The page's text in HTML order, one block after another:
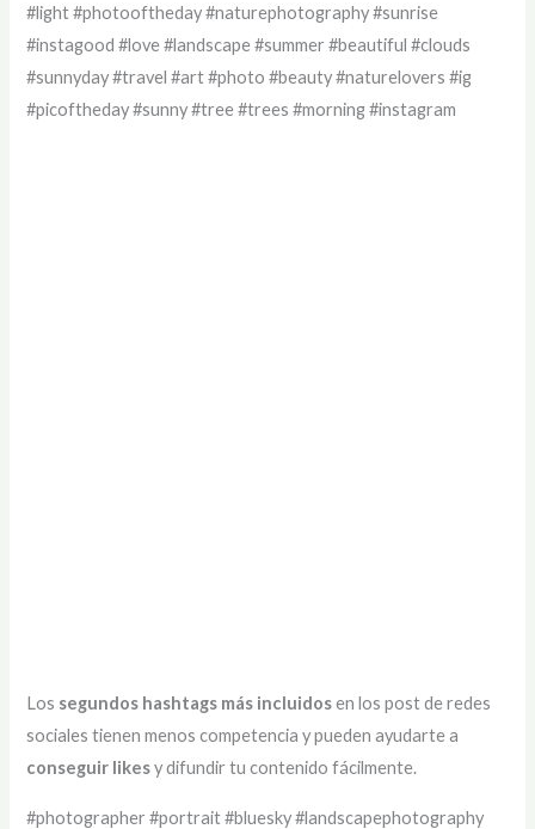
#light #photooftheday #naturephotography #sunrise
#instagood #love #landscape #summer #beautiful #clouds
#sunnyday #travel #art #photo #beauty #naturelovers #ig
#picoftheday #sunny #tree #trees #morning #instagram
Los segundos hashtags más incluidosen los post de redes
sociales tienen menos competencia y pueden ayudarte a
conseguir likesy difundir tu contenido fácilmente.
#photographer #portrait #bluesky #landscapephotography